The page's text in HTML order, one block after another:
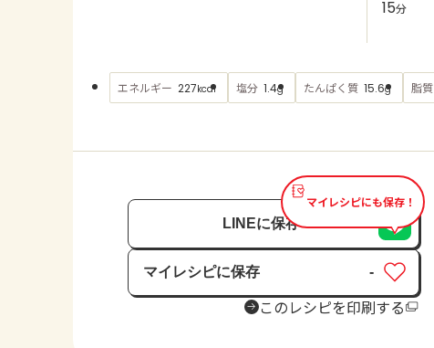
15分
エネルギー 227kcal 塩分 1.4g たんぱく質 15.6g 脂質
マイレシピにも保存！
LINEに保存
マイレシピに保存
保存済み
-
このレシピを印刷する